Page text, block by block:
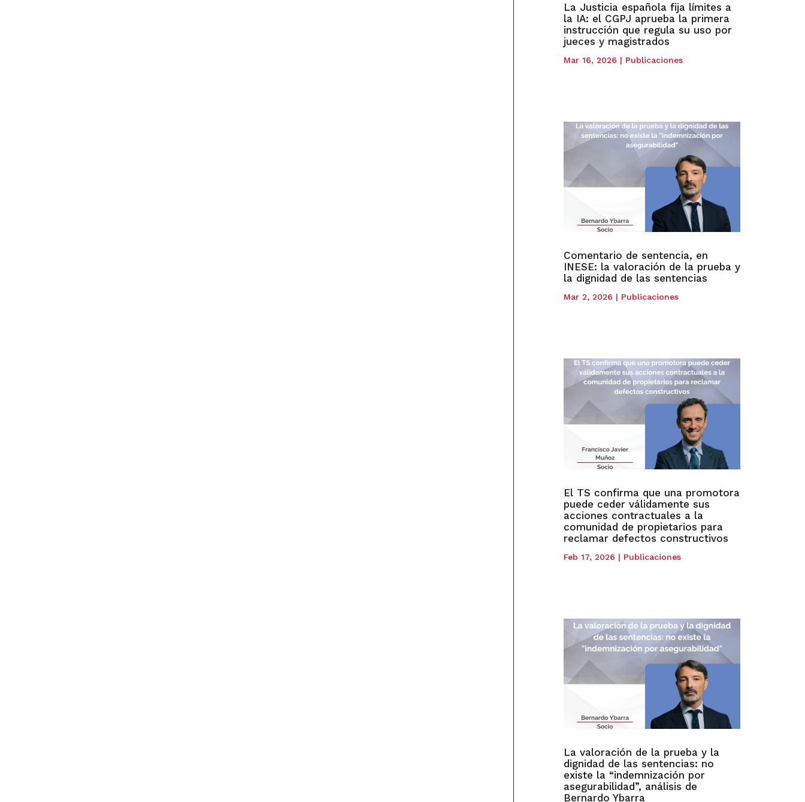
La Justicia española fija límites a
la IA: el CGPJ aprueba la primera
instrucción que regula su uso por
jueces y magistrados
Mar 16, 2026 | Publicaciones
Comentario de sentencia, en
INESE: la valoración de la prueba y
la dignidad de las sentencias
Mar 2, 2026 | Publicaciones
El TS confirma que una promotora
puede ceder válidamente sus
acciones contractuales a la
comunidad de propietarios para
reclamar defectos constructivos
Feb 17, 2026 | Publicaciones
La valoración de la prueba y la
dignidad de las sentencias: no
existe la “indemnización por
asegurabilidad”, análisis de
Bernardo Ybarra